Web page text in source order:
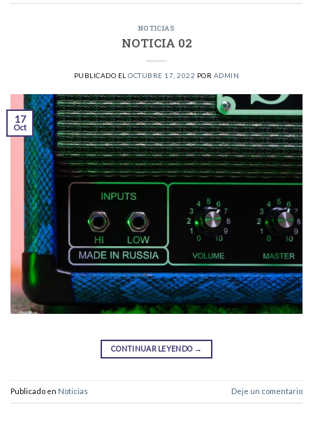
NOTICIAS
NOTICIA 02
PUBLICADO ELOCTUBRE 17, 2022 POR ADMIN
17
Oct
CONTINUAR LEYENDO →
Publicado en Noticias Deje un comentario